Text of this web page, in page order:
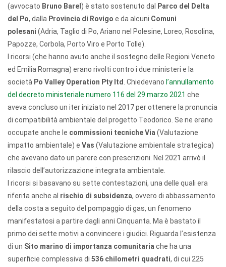
(avvocato Bruno Barel ) è stato sostenuto dal
Parco del Delta
del Po, dalla Provincia di Rovigo e da alcuni Comuni
polesani (Adria, Taglio di Po, Ariano nel Polesine, Loreo, Rosolina,
Papozze, Corbola, Porto Viro e Porto Tolle).
I ricorsi (che hanno avuto anche il sostegno delle Regioni Veneto
ed Emilia Romagna) erano rivolti contro i due ministeri e la
società Po Valley Operation Pty ltd . Chiedevano l’annullamento
del decreto ministeriale numero 116 del 29 marzo 2021 che
aveva concluso un iter iniziato nel 2017 per ottenere la pronuncia
di compatibilità ambientale del progetto Teodorico. Se ne erano
occupate anche le commissioni tecniche Via (Valutazione
impatto ambientale) e Vas (Valutazione ambientale strategica)
che avevano dato un parere con prescrizioni. Nel 2021 arrivò il
rilascio dell’autorizzazione integrata ambientale.
I ricorsi si basavano su sette contestazioni, una delle quali era
riferita anche al rischio di subsidenza, ovvero di abbassamento
della costa a seguito del pompaggio di gas, un fenomeno
manifestatosi a partire dagli anni Cinquanta. Ma è bastato il
primo dei sette motivi a convincere i giudici. Riguarda l’esistenza
di un Sito marino di importanza comunitaria che ha una
superficie complessiva di 536 chilometri quadrati, di cui 225